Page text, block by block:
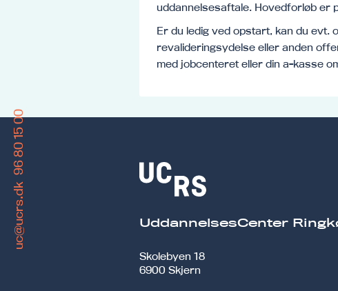
uddannelsesaftale. Hovedforløb er
Er du ledig ved opstart, kan du evt.
revalideringsydelse eller anden
med jobcenteret eller din a-kasse
UddannelsesCenter
Skolebyen 18
6900 Skjern
uc@ucrs.dk
96 80 15 00